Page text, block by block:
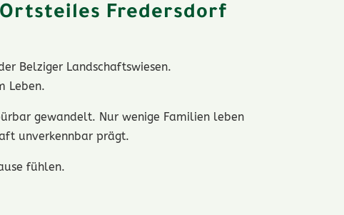
Fredersdorf
Belziger Landschaftswiesen.
Leben.
gewandelt. Nur wenige Familien leben
unverkennbar prägt.
fühlen.